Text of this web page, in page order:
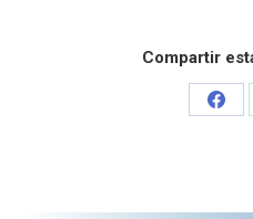
Compartir